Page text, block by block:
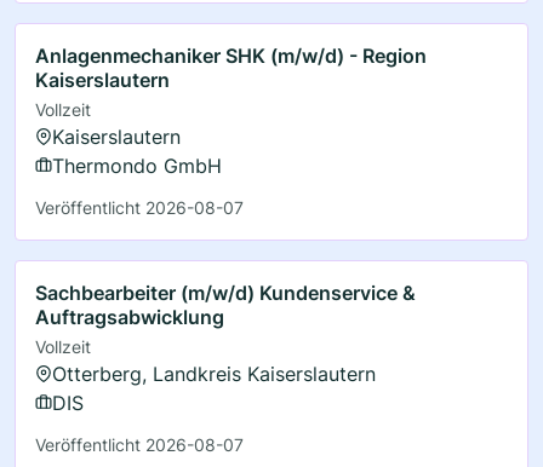
Anlagenmechaniker SHK (m/w/d) - Region
Kaiserslautern
Vollzeit
Kaiserslautern
Thermondo GmbH
Veröffentlicht 2026-08-07
Sachbearbeiter (m/w/d) Kundenservice &
Auftragsabwicklung
Vollzeit
Otterberg, Landkreis Kaiserslautern
DIS
Veröffentlicht 2026-08-07